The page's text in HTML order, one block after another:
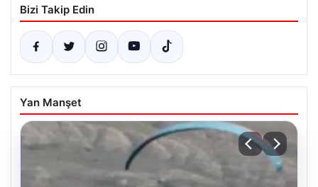
Bizi Takip Edin
Yan Manşet